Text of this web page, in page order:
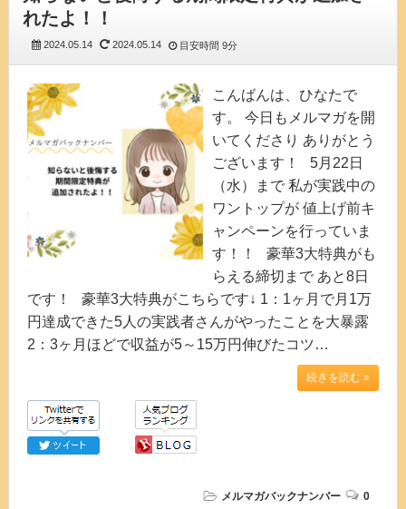
れたよ！！
2024.05.14 2024.05.14 目安時間 9分
こんばんは、ひなたで
す。 今日もメルマガを開
いてくださり ありがとう
ございます！ 5月22日
（水）まで 私が実践中の
ワントップが 値上げ前キ
ャンペーンを行っていま
す！！ 豪華3大特典がも
らえる締切まで あと8日
です！ 豪華3大特典がこちらです↓ 1：1ヶ月で月1万
円達成できた5人の実践者さんがやったことを大暴露
2：3ヶ月ほどで収益が5～15万円伸びたコツ…
続きを読む »
メルマガバックナンバー 0